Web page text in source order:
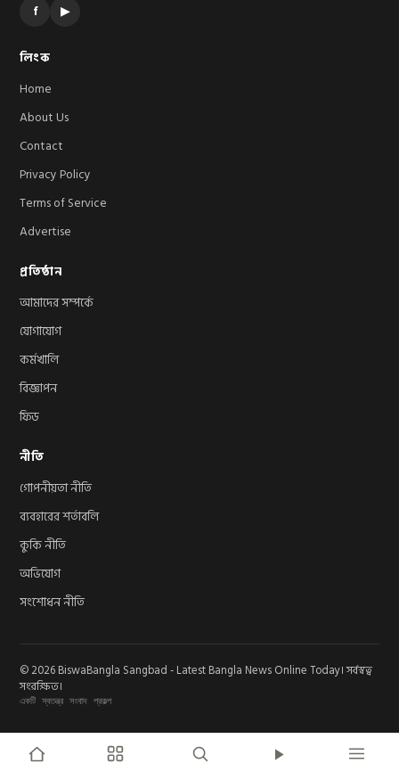
f ▶
লিংক
Home
About Us
Contact
Privacy Policy
Terms of Service
Advertise
প্রতিষ্ঠান
আমাদের সম্পর্কে
যোগাযোগ
কর্মখালি
বিজ্ঞাপন
ফিড
নীতি
গোপনীয়তা নীতি
ব্যবহারের শর্তাবলি
কুকি নীতি
অভিযোগ
সংশোধন নীতি
© 2026 BiswaBangla Sangbad - Latest Bangla News Online Today। সর্বস্বত্ব
সংরক্ষিত।
একটি স্বতন্ত্র সংবাদ প্রকল্প